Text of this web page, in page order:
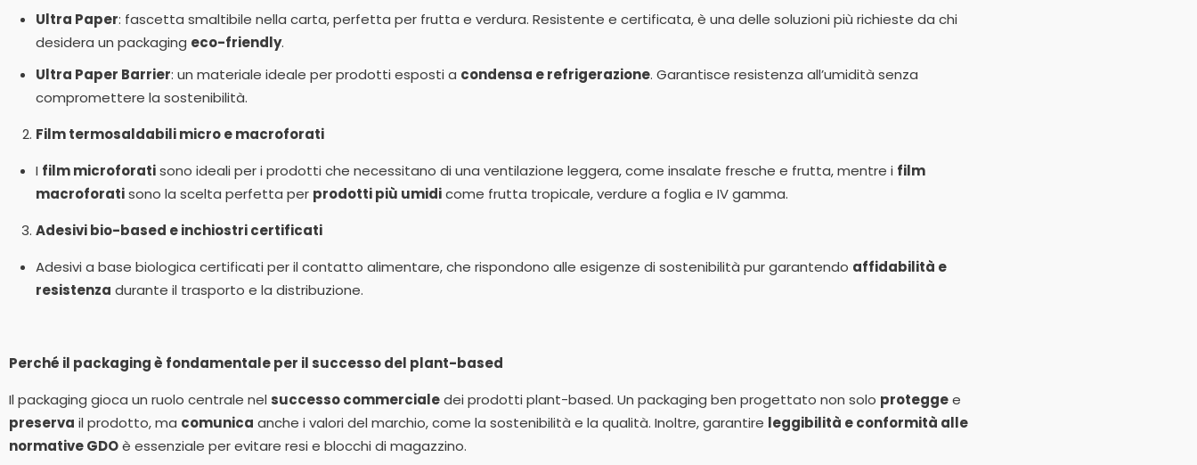
Ultra Paper: fascetta smaltibile nella carta, perfetta per frutta e verdura. Resistente e certificata, è una delle soluzioni più richieste da chi
desidera un packaging eco-friendly.
Ultra Paper Barrier: un materiale ideale per prodotti esposti a condensa e refrigerazione. Garantisce resistenza all’umidità senza
compromettere la sostenibilità.
Film termosaldabili micro e macroforati
I film microforatisono ideali per i prodotti che necessitano di una ventilazione leggera, come insalate fresche e frutta, mentre i film
macroforatisono la scelta perfetta per prodotti più umidicome frutta tropicale, verdure a foglia e IV gamma.
Adesivi bio-based e inchiostri certificati
Adesivi a base biologica certificati per il contatto alimentare, che rispondono alle esigenze di sostenibilità pur garantendo affidabilità e
resistenza durante il trasporto e la distribuzione.
Perché il packaging è fondamentale per il successo del plant-based
Il packaging gioca un ruolo centrale nel successo commercialedei prodotti plant-based. Un packaging ben progettato non solo proteggee
preserva il prodotto, ma comunica anche i valori del marchio, come la sostenibilità e la qualità. Inoltre, garantire leggibilità e conformità alle
normative GDOè essenziale per evitare resi e blocchi di magazzino.